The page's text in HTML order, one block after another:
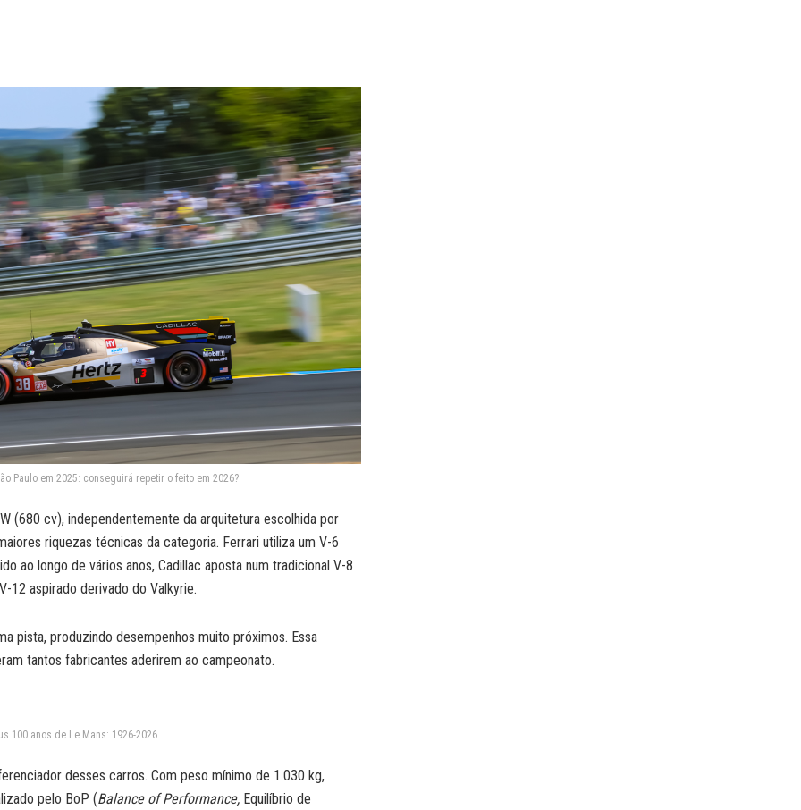
Paulo em 2025: conseguirá repetir o feito em 2026?
(680 cv), independentemente da arquitetura escolhida por
riquezas técnicas da categoria. Ferrari utiliza um V-6
ao longo de vários anos, Cadillac aposta num tradicional V-8
12 aspirado derivado do Valkyrie.
pista, produzindo desempenhos muito próximos. Essa
tantos fabricantes aderirem ao campeonato.
100 anos de Le Mans: 1926-2026
desses carros. Com peso mínimo de 1.030 kg,
pelo BoP (Balance of Performance, Equilíbrio de